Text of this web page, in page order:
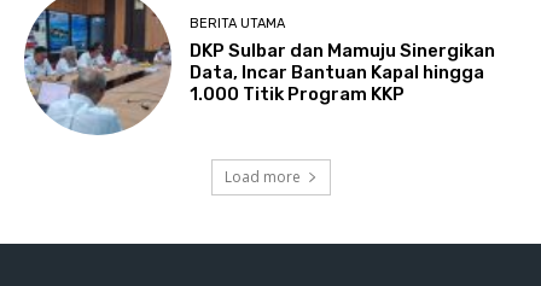
BERITA UTAMA
DKP Sulbar dan Mamuju Sinergikan
Data, Incar Bantuan Kapal hingga
1.000 Titik Program KKP
Load more